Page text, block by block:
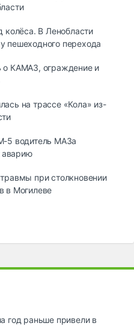
колёса. В Ленобласти
пешеходного перехода
о КАМАЗ, ограждение и
на трассе «Кола» из-
5 водитель МАЗа
аварию
при столкновении
в Могилеве
год раньше привели в